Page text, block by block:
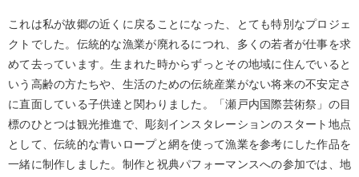
これは私が故郷の近くに戻ることになった、とても特別なプロジェ
クトでした。伝統的な漁業が廃れるにつれ、多くの若者が仕事を求
めて去っています。生まれた時からずっとその地域に住んでいると
いう高齢の方たちや、生活のための伝統産業がない将来の不安定さ
に直面している子供達と関わりました。「瀬戸内国際芸術祭」の目
標のひとつは観光推進で、彫刻インスタレーションのスタート地点
として、伝統的な青いロープと網を使って漁業を参考にした作品を
一緒に制作しました。制作と祝典パフォーマンスへの参加では、地